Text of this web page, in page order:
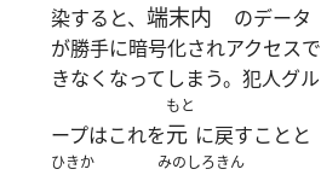
染すると、 端末内
のデータ
が勝手に暗号化されアクセスで
きなくなってしまう。犯人グル
ープはこれを
もと
元 に戻すことと
ひきか みのしろきん